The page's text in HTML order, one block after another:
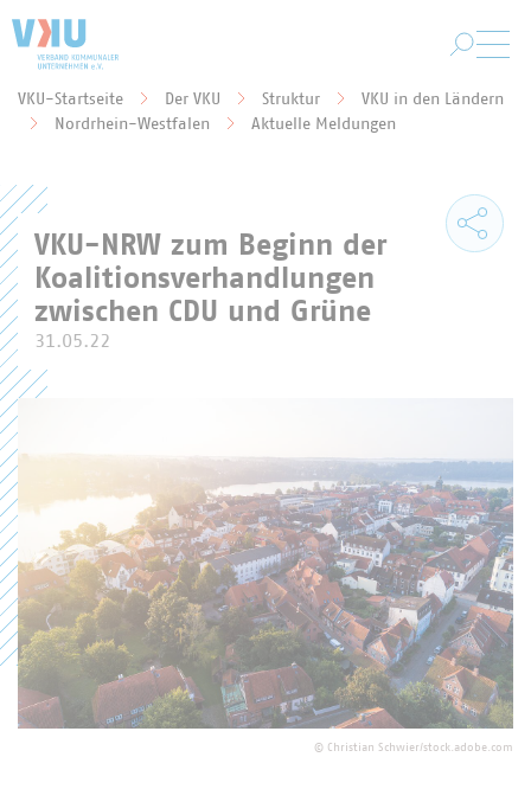
Sie befinden sich hier:
VKU-Startseite Der VKU Struktur
VKU in den Ländern
Nordrhein-Westfalen
Aktuelle Meldungen
VKU-NRW zum Beginn der
Koalitionsverhandlungen
zwischen CDU und Grüne
31.05.22
© Christian Schwier/stock.adobe.com